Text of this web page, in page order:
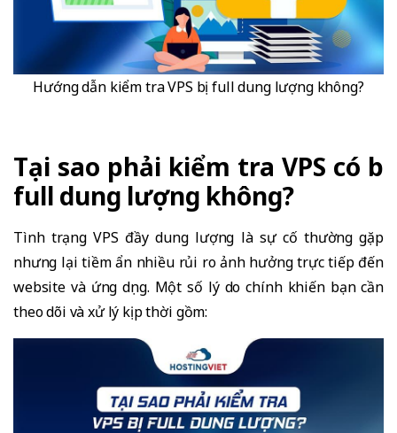
Hướng dẫn kiểm tra VPS bị full dung lượng không?
Tại sao phải kiểm tra VPS có bị
full dung lượng không?
Tình trạng VPS đầy dung lượng là sự cố thường gặp
nhưng lại tiềm ẩn nhiều rủi ro ảnh hưởng trực tiếp đến
website và ứng dụng. Một số lý do chính khiến bạn cần
theo dõi và xử lý kịp thời gồm: